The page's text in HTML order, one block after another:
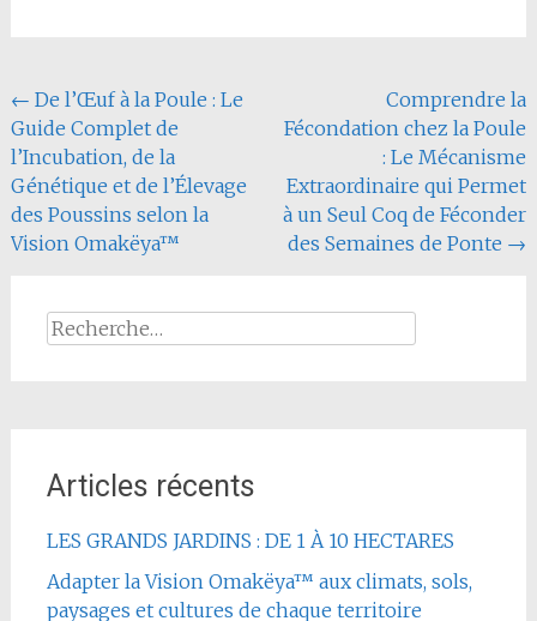
Navigation
de
l'article
← De l’Œuf à la Poule : Le
Guide Complet de
l’Incubation, de la
Génétique et de l’Élevage
des Poussins selon la
Vision Omakëya™
Comprendre la
Fécondation chez la Poule
: Le Mécanisme
Extraordinaire qui Permet
à un Seul Coq de Féconder
des Semaines de Ponte →
Rechercher :
Articles récents
LES GRANDS JARDINS : DE 1 À 10 HECTARES
Adapter la Vision Omakëya™ aux climats, sols,
paysages et cultures de chaque territoire